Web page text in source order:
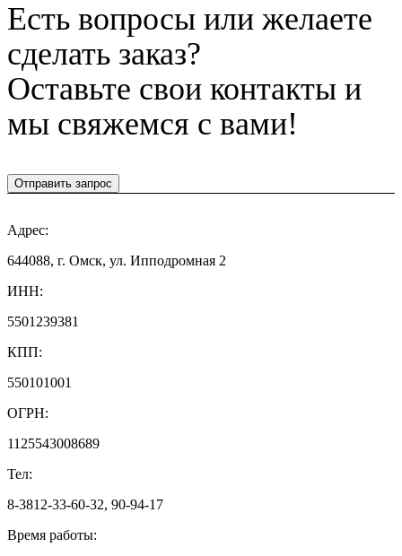
Есть вопросы или желаете
сделать заказ?
Оставьте свои контакты и
мы свяжемся с вами!
Отправить запрос
Адрес:
644088, г. Омск, ул. Ипподромная 2
ИНН:
5501239381
КПП:
550101001
ОГРН:
1125543008689
Тел:
8-3812-33-60-32, 90-94-17
Время работы: